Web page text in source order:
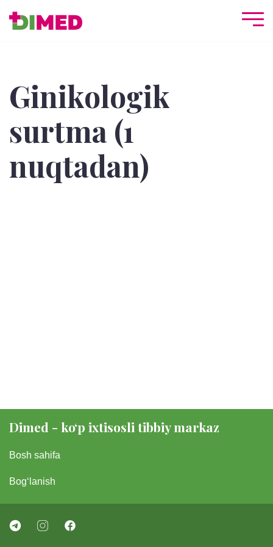
Ginikologik
surtma (1
nuqtadan)
Dimed - koʻp ixtisosli tibbiy markaz
Bosh sahifa
Bogʻlanish